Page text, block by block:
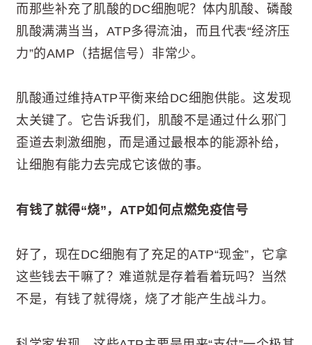
而那些补充了肌酸的DC细胞呢？体内肌酸、磷酸
肌酸满满当当，ATP多得流油，而且代表“经济压
力”的AMP（拮据信号）非常少。
肌酸通过维持ATP平衡来给DC细胞供能。这发现
太关键了。它告诉我们，肌酸不是通过什么邪门
歪道去刺激细胞，而是通过最根本的能源补给，
让细胞有能力去完成它该做的事。
有钱了就得“烧”，ATP如何点燃免疫信号
好了，现在DC细胞有了充足的ATP“现金”，它拿
这些钱去干嘛了？难道就是存着看着玩吗？当然
不是，有钱了就得烧，烧了才能产生战斗力。